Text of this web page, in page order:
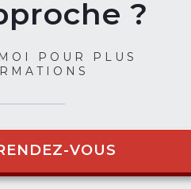
?
POUR PLUS
VOUS